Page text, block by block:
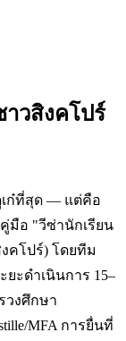
าวสิงคโปร์
ก๋ที่สุด — แต่คือ
มือ "วีซ่านักเรียน
คโปร์) โดยทีม
ยะดำเนินการ 15–
วงศึกษา
MFA การยื่นที่